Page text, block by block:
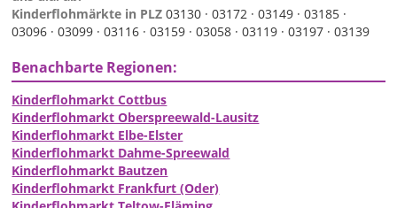
Kinderflohmärkte in PLZ03130 ·03172 ·03149 ·03185 ·
03096 ·03099 ·03116 ·03159 ·03058 ·03119 ·03197 ·03139
Benachbarte Regionen:
Kinderflohmarkt Cottbus
Kinderflohmarkt Oberspreewald-Lausitz
Kinderflohmarkt Elbe-Elster
Kinderflohmarkt Dahme-Spreewald
Kinderflohmarkt Bautzen
Kinderflohmarkt Frankfurt (Oder)